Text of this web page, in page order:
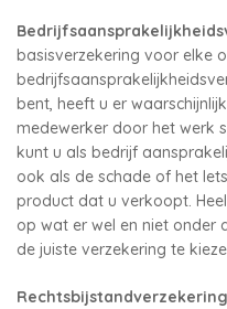
basisverzekering voor elke
bent, heeft u er
medewerker door het werk
kunt u als bedrijf
ook als de schade of het
product dat u verkoopt.
op wat er wel en niet onder
de juiste verzekering te
Rechtsbijstandverzekering